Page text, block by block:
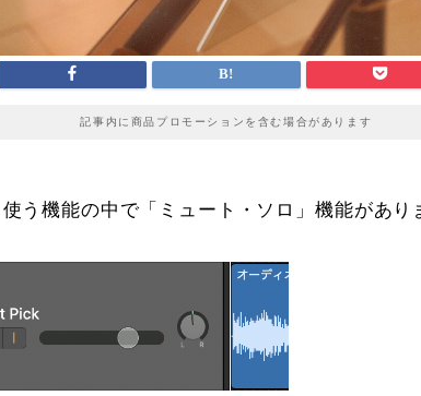
記事内に商品プロモーションを含む場合があります
う機能の中で「ミュート・ソロ」機能があり